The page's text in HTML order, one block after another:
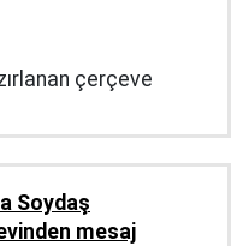
çerçeve
Soydaş
mesaj